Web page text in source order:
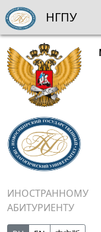
ИНОСТРАННОМУ
АБИТУРИЕНТУ
НГПУ